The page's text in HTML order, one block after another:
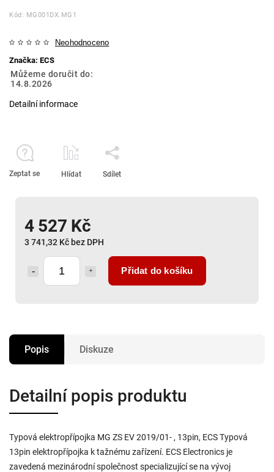
Kód: MG001DX.MG1
Neohodnoceno
Značka: ECS
4 527 Kč
3 741,32 Kč bez DPH
Přidat do košíku
Můžeme doručit do:
14.8.2026
Detailní informace
Zeptat se Hlídat Sdílet
Popis Diskuze
Detailní popis produktu
Typová elektropřípojka MG ZS EV 2019/01- , 13pin, ECS Typová
13pin elektropřípojka k tažnému zařízení. ECS Electronics je
zavedená mezinárodní společnost specializující se na vývoj